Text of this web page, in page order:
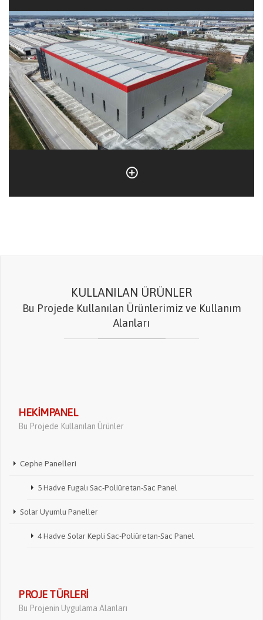
KULLANILAN ÜRÜNLER
Bu Projede Kullanılan Ürünlerimiz ve Kullanım
Alanları
HEKIMPANEL
Bu Projede Kullanılan Ürünler
Cephe Panelleri
5 Hadve Fugalı Sac-Poliüretan-Sac Panel
Solar Uyumlu Paneller
4 Hadve Solar Kepli Sac-Poliüretan-Sac Panel
PROJE TÜRLERI
Bu Projenin Uygulama Alanları